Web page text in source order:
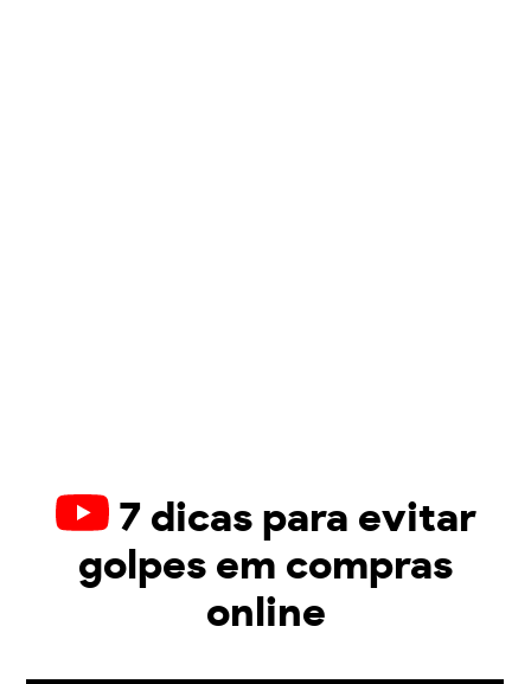
7 dicas para evitar
golpes em compras
online